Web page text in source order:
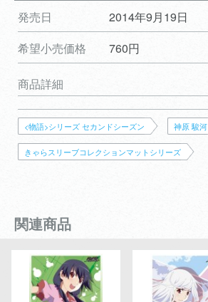
発売日
2014年9月19日
希望小売価格
760円
商品詳細
<物語>シリーズ セカンドシーズン 神原 駿河
きゃらスリーブコレクションマットシリーズ
関連商品